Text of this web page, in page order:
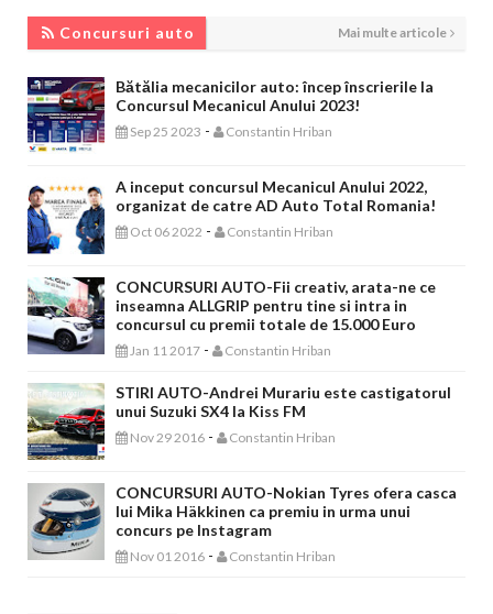
Concursuri auto Mai multe articole
Bătălia mecanicilor auto: încep înscrierile la
Concursul Mecanicul Anului 2023!
Sep 25 2023 - Constantin Hriban
A inceput concursul Mecanicul Anului 2022,
organizat de catre AD Auto Total Romania!
Oct 06 2022 - Constantin Hriban
CONCURSURI AUTO-Fii creativ, arata-ne ce
inseamna ALLGRIP pentru tine si intra in
concursul cu premii totale de 15.000 Euro
Jan 11 2017 - Constantin Hriban
STIRI AUTO-Andrei Murariu este castigatorul
unui Suzuki SX4 la Kiss FM
Nov 29 2016 - Constantin Hriban
CONCURSURI AUTO-Nokian Tyres ofera casca
lui Mika Häkkinen ca premiu in urma unui
concurs pe Instagram
Nov 01 2016 - Constantin Hriban